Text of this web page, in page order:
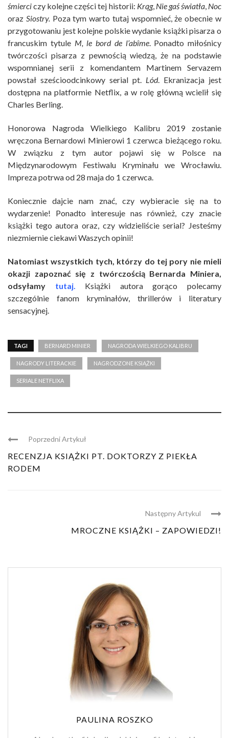
śmierciczy kolejne części tej historii: Krąg, Nie gaś światła, Noc
oraz Siostry. Poza tym warto tutaj wspomnieć, że obecnie w
przygotowaniu jest kolejne polskie wydanie książki pisarza o
francuskim tytule M, le bord de l’abîme. Ponadto miłośnicy
twórczości pisarza z pewnością wiedzą, że na podstawie
wspomnianej serii z komendantem Martinem Servazem
powstał sześcioodcinkowy serial pt. Lód. Ekranizacja jest
dostępna na platformie Netflix, a w rolę główną wcielił się
Charles Berling.
Honorowa Nagroda Wielkiego Kalibru 2019 zostanie
wręczona Bernardowi Minierowi 1 czerwca bieżącego roku.
W związku z tym autor pojawi się w Polsce na
Międzynarodowym Festiwalu Kryminału we Wrocławiu.
Impreza potrwa od 28 maja do 1 czerwca.
Koniecznie dajcie nam znać, czy wybieracie się na to
wydarzenie! Ponadto interesuje nas również, czy znacie
książki tego autora oraz, czy widzieliście serial? Jesteśmy
niezmiernie ciekawi Waszych opinii!
Natomiast wszystkich tych, którzy do tej pory nie mieli
okazji zapoznać się z twórczością Bernarda Miniera,
odsyłamy tutaj. Książki autora gorąco polecamy
szczególnie fanom kryminałów, thrillerów i literatury
sensacyjnej.
TAGI BERNARD MINIER NAGRODA WIELKIEGO KALIBRU
NAGRODY LITERACKIE NAGRODZONE KSIĄŻKI
SERIALE NETFLIXA
Poprzedni Artykuł
RECENZJA KSIĄŻKI PT. DOKTORZY Z PIEKŁA
RODEM
Następny Artykul
MROCZNE KSIĄŻKI – ZAPOWIEDZI!
PAULINA ROSZKO